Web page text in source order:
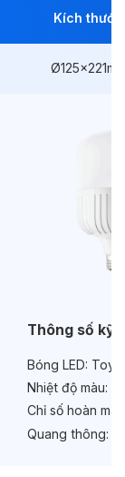
Kích thước
Thông số kỹ
Bóng LED:
Nhiệt độ màu:
Chỉ số hoàn
Quang thông: